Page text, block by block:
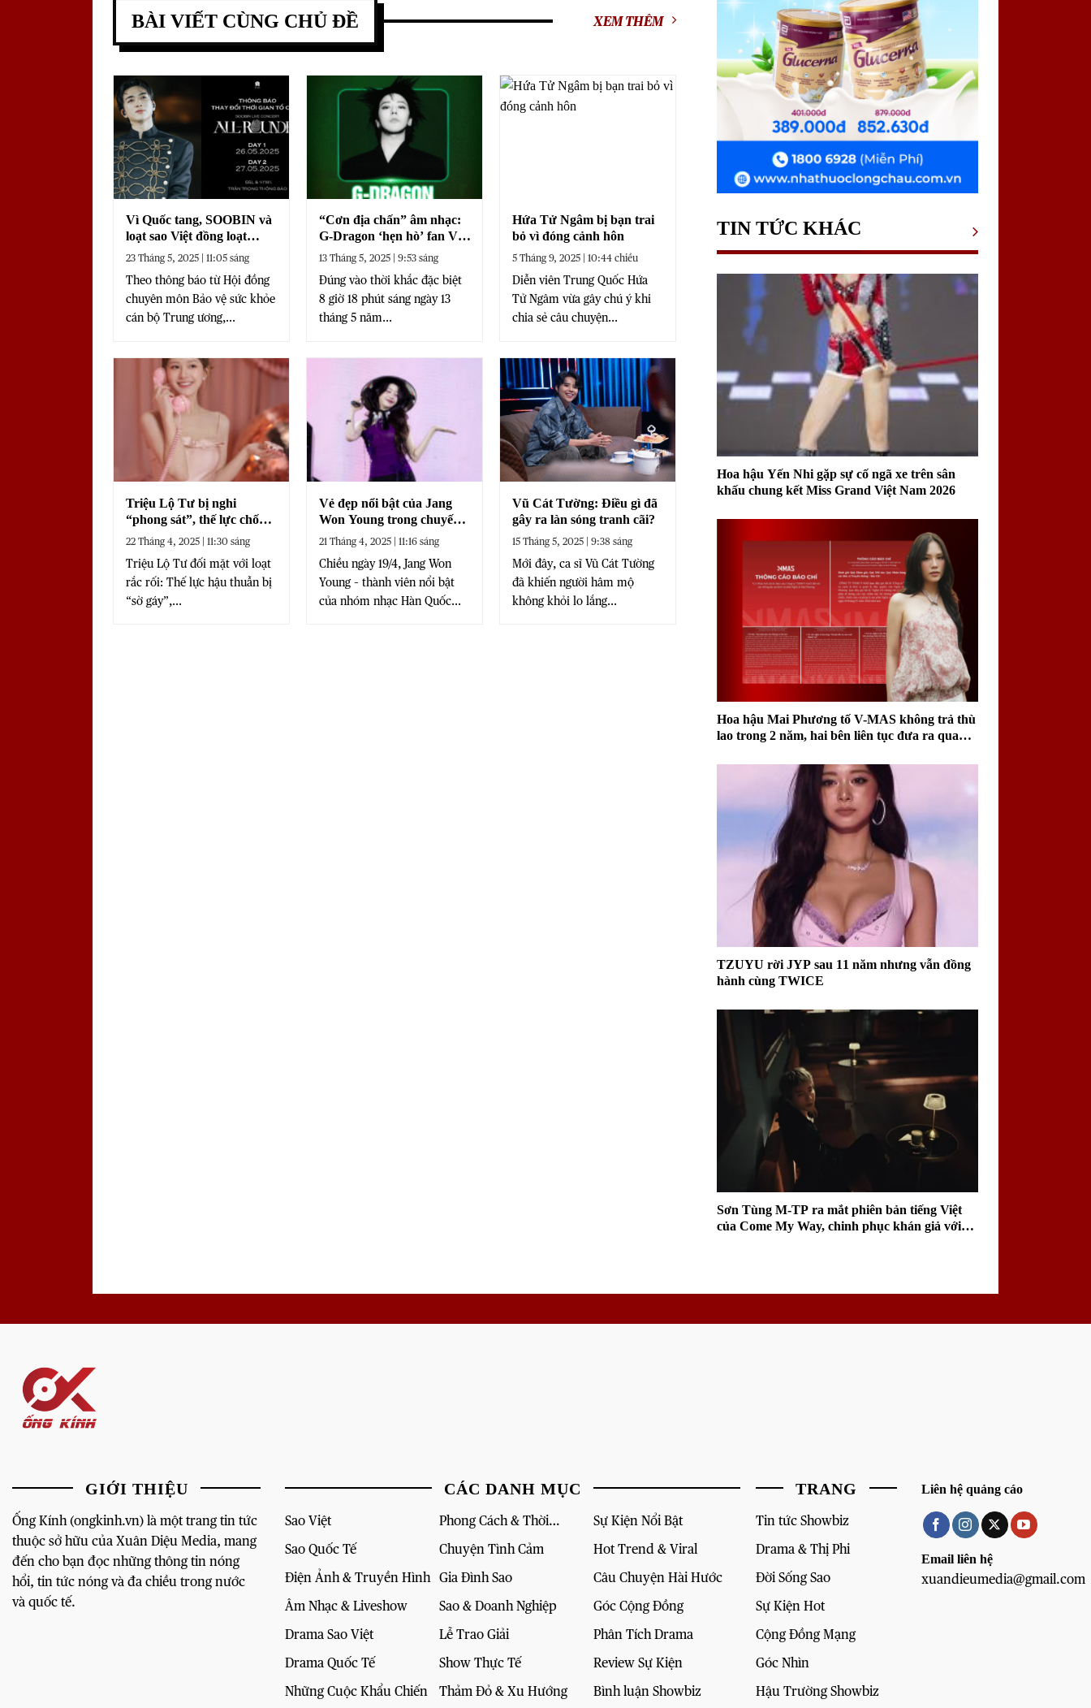
BÀI VIẾT CÙNG CHỦ ĐỀ XEM THÊM
Vì Quốc tang, SOOBIN và
loạt sao Việt đồng loạt
hoãn sự kiện: Điều gì chờ
đợi fan?
23 Tháng 5, 2025 | 11:05 sáng
Theo thông báo từ Hội đồng
chuyên môn Bảo vệ sức khỏe
cán bộ Trung ương,...
“Cơn địa chấn” âm nhạc:
G-Dragon ‘hẹn hò’ fan Việt
tại siêu concert ‘VPBank
K-Star Spark’ ở sân Mỹ
Đình
13 Tháng 5, 2025 | 9:53 sáng
Đúng vào thời khắc đặc biệt
8 giờ 18 phút sáng ngày 13
tháng 5 năm...
Hứa Tử Ngâm bị bạn trai
bỏ vì đóng cảnh hôn
5 Tháng 9, 2025 | 10:44 chiều
Diễn viên Trung Quốc Hứa
Tử Ngâm vừa gây chú ý khi
chia sẻ câu chuyện...
Triệu Lộ Tư bị nghi
“phong sát”, thế lực chống
lưng lung lay?
22 Tháng 4, 2025 | 11:30 sáng
Triệu Lộ Tư đối mặt với loạt
rắc rối: Thế lực hậu thuẫn bị
“sờ gáy”,...
Vẻ đẹp nổi bật của Jang
Won Young trong chuyến
thăm Việt Nam
21 Tháng 4, 2025 | 11:16 sáng
Chiều ngày 19/4, Jang Won
Young – thành viên nổi bật
của nhóm nhạc Hàn Quốc...
Vũ Cát Tường: Điều gì đã
gây ra làn sóng tranh cãi?
15 Tháng 5, 2025 | 9:38 sáng
Mới đây, ca sĩ Vũ Cát Tường
đã khiến người hâm mộ
không khỏi lo lắng...
TIN TỨC KHÁC
Hoa hậu Yến Nhi gặp sự cố ngã xe trên sân
khấu chung kết Miss Grand Việt Nam 2026
Hoa hậu Mai Phương tố V-MAS không trả thù
lao trong 2 năm, hai bên liên tục đưa ra quan
TZUYU rời JYP sau 11 năm nhưng vẫn đồng
hành cùng TWICE
Sơn Tùng M-TP ra mắt phiên bản tiếng Việt
của Come My Way, chinh phục khán giả với
GIỚI THIỆU
Ống Kính (ongkinh.vn) là một trang tin tức
thuộc sở hữu của Xuân Diệu Media, mang
đến cho bạn đọc những thông tin nóng
hổi, tin tức nóng và đa chiều trong nước
và quốc tế.
CÁC DANH MỤC
Sao Việt
Phong Cách & Thời
Trang
Sự Kiện Nổi Bật
Sao Quốc Tế
Chuyện Tình Cảm
Hot Trend & Viral
Điện Ảnh & Truyền Hình Gia Đình Sao
Câu Chuyện Hài Hước
Âm Nhạc & Liveshow
Sao & Doanh Nghiệp
Góc Cộng Đồng
Drama Sao Việt
Lễ Trao Giải
Phân Tích Drama
Drama Quốc Tế
Show Thực Tế
Review Sự Kiện
Những Cuộc Khẩu Chiến
Thảm Đỏ & Xu Hướng Bình luận Showbiz
TRANG
Tin tức Showbiz
Drama & Thị Phi
Đời Sống Sao
Sự Kiện Hot
Cộng Đồng Mạng
Góc Nhìn
Hậu Trường Showbiz
Liên hệ quảng cáo
Email liên hệ
xuandieumedia@gmail.com